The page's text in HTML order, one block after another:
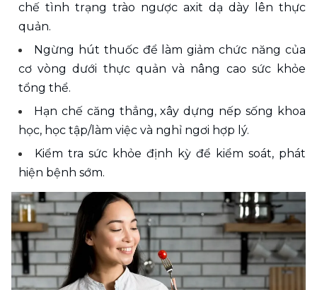
chế tình trạng trào ngược axit dạ dày lên thực
quản.
Ngừng hút thuốc để làm giảm chức năng của
cơ vòng dưới thực quản và nâng cao sức khỏe
tổng thể.
Hạn chế căng thẳng, xây dựng nếp sống khoa
học, học tập/làm việc và nghỉ ngơi hợp lý.
Kiểm tra sức khỏe định kỳ để kiểm soát, phát
hiện bệnh sớm.